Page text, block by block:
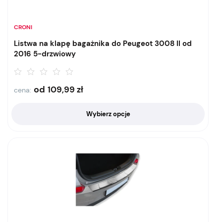
CRONI
Listwa na klapę bagażnika do Peugeot 3008 II od
2016 5-drzwiowy
cena: od 109,99 zł
Wybierz opcje